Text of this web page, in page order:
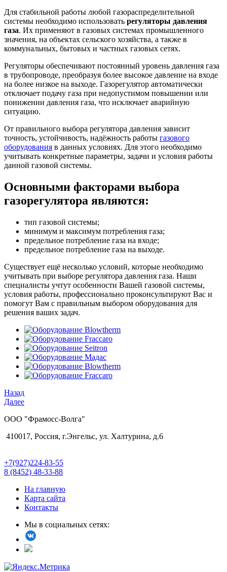
Для стабильной работы любой газораспределительной
системы необходимо использовать регуляторы давления
газа. Их применяют в газовых системах промышленного
значения, на объектах сельского хозяйства, а также в
коммунальных, бытовых и частных газовых сетях.
Регуляторы обеспечивают постоянный уровень давления газа
в трубопроводе, преобразуя более высокое давление на входе
на более низкое на выходе. Газорегулятор автоматически
отключает подачу газа при недопустимом повышении или
понижении давления газа, что исключает аварийную
ситуацию.
От правильного выбора регулятора давления зависит
точность, устойчивость, надёжность работы газового
оборудования в данных условиях. Для этого необходимо
учитывать конкретные параметры, задачи и условия работы
данной газовой системы.
Основными факторами выбора
газорегулятора являются:
тип газовой системы;
минимум и максимум потребления газа;
предельное потребление газа на входе;
предельное потребление газа на выходе.
Существует ещё несколько условий, которые необходимо
учитывать при выборе регулятора давления газа. Наши
специалисты учтут особенности Вашей газовой системы,
условия работы, профессионально проконсультируют Вас и
помогут Вам с правильным выбором оборудования для
решения ваших задач.
Назад
Далее
ООО "Фрамосс-Волга"
410017, Россия, г.Энгельс, ул. Халтурина, д.6
+7(927)224-83-55
8 (8452) 48-33-88
На главную
Карта сайта
Контакты
Мы в социальных сетях: